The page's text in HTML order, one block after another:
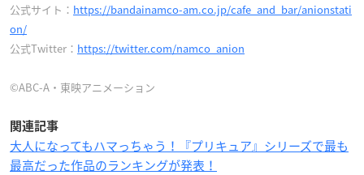
公式サイト： https://bandainamco-am.co.jp/cafe_and_bar/anionstati
on/
公式Twitter： https://twitter.com/namco_anion
©ABC-A・東映アニメーション
関連記事
大人になってもハマっちゃう！『プリキュア』シリーズで最も
最高だった作品のランキングが発表！